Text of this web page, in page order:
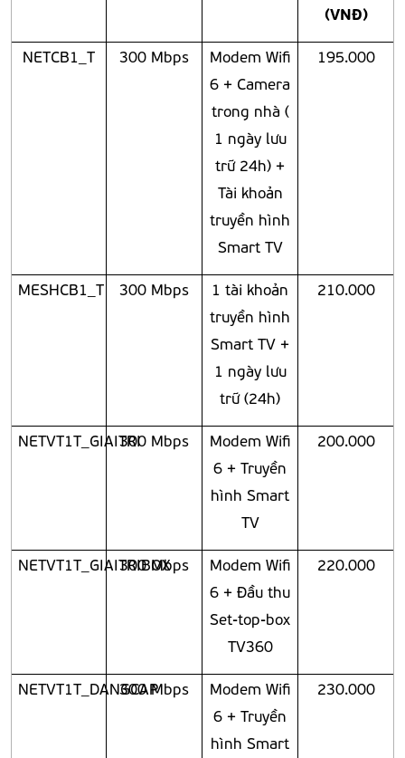
(VNĐ)
NETCB1_T 300 Mbps
Modem Wifi
6 + Camera
trong nhà (
1 ngày lưu
trữ 24h) +
Tài khoản
truyền hình
Smart TV
195.000
MESHCB1_T 300 Mbps
1 tài khoản
truyền hình
Smart TV +
1 ngày lưu
trữ (24h)
210.000
NETVT1T_GIAITRI300 Mbps
Modem Wifi
6 + Truyền
hình Smart
TV
200.000
NETVT1T_GIAITRIBOX
300 Mbps
Modem Wifi
6 + Đầu thu
Set-top-box
TV360
220.000
NETVT1T_DANGCAP
300 Mbps
Modem Wifi
6 + Truyền
hình Smart
230.000